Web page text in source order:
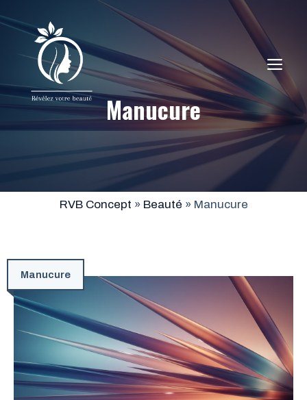
au
contenu
Manucure
RVB Concept » Beauté » Manucure
Manucure